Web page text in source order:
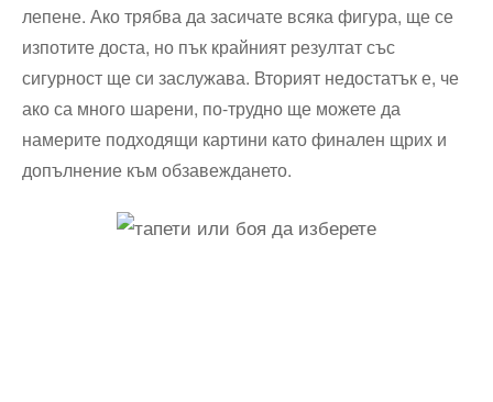
лепене. Ако трябва ⁣да засичате всяка фигура, ще се
изпотите‍ доста,‍ но пък крайният резултат със⁢
сигурност ще си заслужава. Вторият ⁢недостатък е, че
ако са много шарени, ‌по-трудно ще можете ⁢да
намерите подходящи картини като финален щрих и
допълнение към обзавеждането.